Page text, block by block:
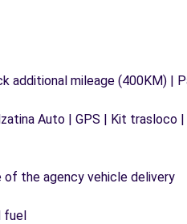
additional mileage (400KM) |
Auto | GPS | Kit
the agency vehicle delivery
fuel